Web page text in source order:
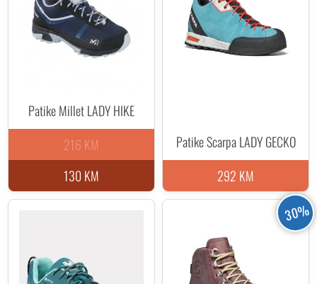
Patike Millet LADY HIKE
130 KM
216 KM
Patike Scarpa LADY GECKO
292 KM
30%